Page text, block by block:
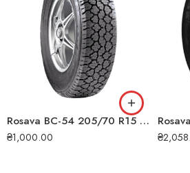
Rosava ВС-54 205/70 R15 95T всесезонна шина
₴1,000.00 ₴